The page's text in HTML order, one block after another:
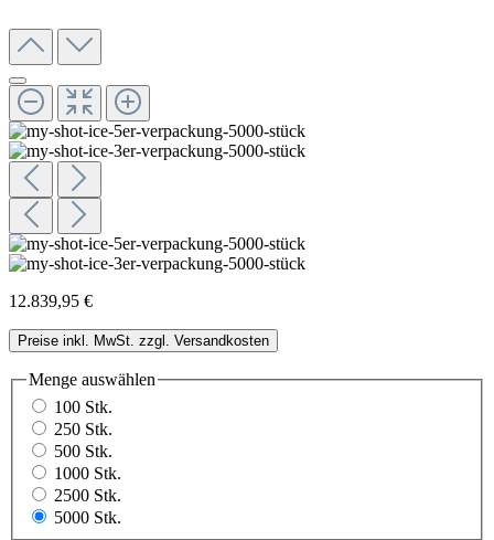
12.839,95 €
Preise inkl. MwSt. zzgl. Versandkosten
Menge auswählen
100 Stk.
250 Stk.
500 Stk.
1000 Stk.
2500 Stk.
5000 Stk.